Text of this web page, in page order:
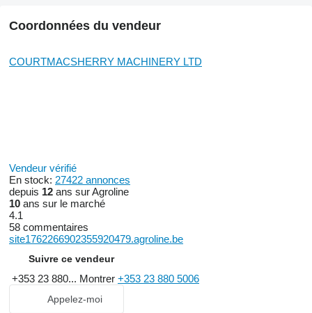
Coordonnées du vendeur
COURTMACSHERRY MACHINERY LTD
Vendeur vérifié
En stock: 27422 annonces
depuis 12 ans sur Agroline
10 ans sur le marché
4.1
58 commentaires
site1762266902355920479.agroline.be
Suivre ce vendeur
+353 23 880... Montrer +353 23 880 5006
Appelez-moi